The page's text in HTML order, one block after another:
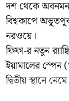
দশ থেকে অবনমন
বিশ্বকাপে
নরওয়ে।
ফিফা-র নতুন
ইয়ামালের স্পেন
দ্বিতীয় স্থানে